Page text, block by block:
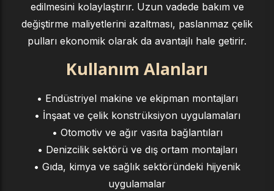
edilmesini kolaylaştırır. Uzun vadede bakım ve
değiştirme maliyetlerini azaltması, paslanmaz çelik
pulları ekonomik olarak da avantajlı hale getirir.
Kullanım Alanları
• Endüstriyel makine ve ekipman montajları
• İnşaat ve çelik konstrüksiyon uygulamaları
• Otomotiv ve ağır vasıta bağlantıları
• Denizcilik sektörü ve dış ortam montajları
• Gıda, kimya ve sağlık sektöründeki hijyenik
uygulamalar